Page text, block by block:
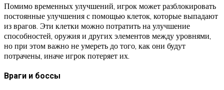
Помимо временных улучшений, игрок может разблокировать
постоянные улучшения с помощью клеток, которые выпадают
из врагов. Эти клетки можно потратить на улучшение
способностей, оружия и других элементов между уровнями,
но при этом важно не умереть до того, как они будут
потрачены, иначе игрок потеряет их.
Враги и боссы